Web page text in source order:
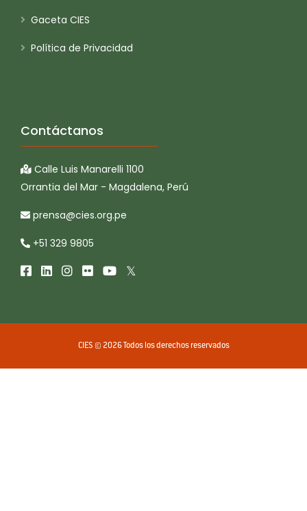
Gaceta CIES
Política de Privacidad
Contáctanos
Calle Luis Manarelli 1100
Orrantia del Mar - Magdalena, Perú
prensa@cies.org.pe
+51 329 9805
CIES © 2026 Todos los derechos reservados